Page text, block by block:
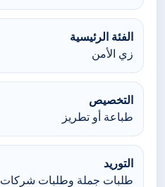
الفئة الرئيسية
زي الأمن
التخصيص
طباعة أو تطريز
التوريد
طلبات جملة وطلبات شركات